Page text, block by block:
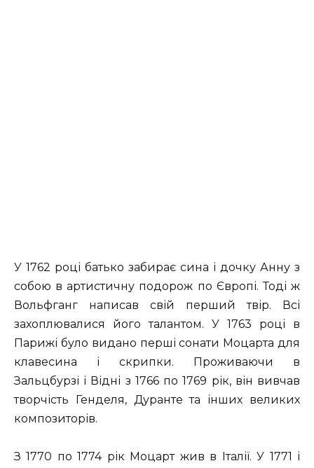
У 1762 році батько забирає сина і дочку Анну з
собою в артистичну подорож по Європі. Тоді ж
Вольфганг написав свій перший твір. Всі
захоплювалися його талантом. У 1763 році в
Парижі було видано перші сонати Моцарта для
клавесина і скрипки. Проживаючи в
Зальцбурзі і Відні з 1766 по 1769 рік, він вивчав
творчість Генделя, Дуранте та інших великих
композиторів.
З 1770 по 1774 рік Моцарт жив в Італії. У 1771 і